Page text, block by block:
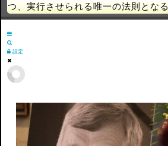
つ、実行させられる唯一の法則となる
設定